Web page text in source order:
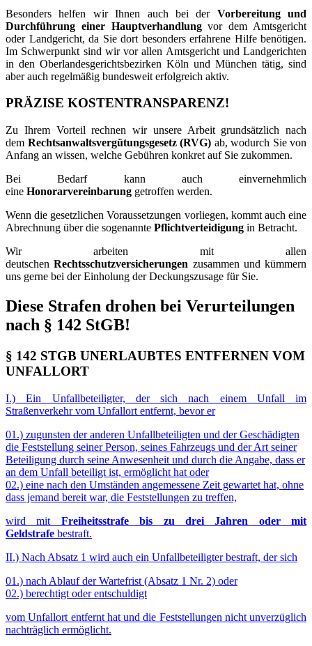
Besonders helfen wir Ihnen auch bei der Vorbereitung und
Durchführung einer Hauptverhandlungvor dem Amtsgericht
oder Landgericht, da Sie dort besonders erfahrene Hilfe benötigen.
Im Schwerpunkt sind wir vor allen Amtsgericht und Landgerichten
in den Oberlandesgerichtsbezirken Köln und München tätig, sind
aber auch regelmäßig bundesweit erfolgreich aktiv.
PRÄZISE KOSTENTRANSPARENZ!
Zu Ihrem Vorteil rechnen wir unsere Arbeit grundsätzlich nach
dem Rechtsanwaltsvergütungsgesetz (RVG) ab, wodurch Sie von
Anfang an wissen, welche Gebühren konkret auf Sie zukommen.
Bei Bedarf kann auch einvernehmlich
eine Honorarvereinbarung getroffen werden.
Wenn die gesetzlichen Voraussetzungen vorliegen, kommt auch eine
Abrechnung über die sogenannte Pflichtverteidigung in Betracht.
Wir arbeiten mit allen
deutschenRechtsschutzversicherungen zusammen und kümmern
uns gerne bei der Einholung der Deckungszusage für Sie.
Diese Strafen drohen bei Verurteilungen
nach § 142 StGB!
§ 142 STGB UNERLAUBTES ENTFERNEN VOM
UNFALLORT
I.) Ein Unfallbeteiligter, der sich nach einem Unfall im
Straßenverkehr vom Unfallort entfernt, bevor er
01.) zugunsten der anderen Unfallbeteiligten und der Geschädigten
die Feststellung seiner Person, seines Fahrzeugs und der Art seiner
Beteiligung durch seine Anwesenheit und durch die Angabe, dass er
an dem Unfall beteiligt ist, ermöglicht hat oder
02.) eine nach den Umständen angemessene Zeit gewartet hat, ohne
dass jemand bereit war, die Feststellungen zu treffen,
wird mit Freiheitsstrafe bis zu drei Jahren oder mit
Geldstrafe bestraft.
II.) Nach Absatz 1 wird auch ein Unfallbeteiligter bestraft, der sich
01.) nach Ablauf der Wartefrist (Absatz 1 Nr. 2) oder
02.) berechtigt oder entschuldigt
vom Unfallort entfernt hat und die Feststellungen nicht unverzüglich
nachträglich ermöglicht.